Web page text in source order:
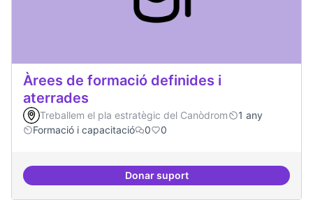
Àrees de formació definides i
aterrades
Treballem el pla estratègic del Canòdrom
1 any
Formació i capacitació
0 0
Donar suportÀrees de formació definides i